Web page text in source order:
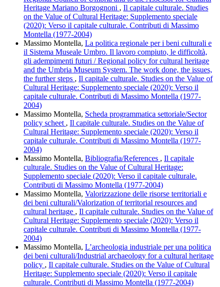
Heritage Mariano Borgognoni , Il capitale culturale. Studies
on the Value of Cultural Heritage: Supplemento speciale
(2020): Verso il capitale culturale. Contributi di Massimo
Montella (1977-2004)
Massimo Montella, La politica regionale per i beni culturali e
il Sistema Museale Umbro. Il lavoro compiuto, le difficoltà,
gli adempimenti futuri / Regional policy for cultural heritage
and the Umbria Museum System. The work done, the issues,
the further steps , Il capitale culturale. Studies on the Value of
Cultural Heritage: Supplemento speciale (2020): Verso il
capitale culturale. Contributi di Massimo Montella (1977-
2004)
Massimo Montella, Scheda programmatica settoriale/Sector
policy scheet , Il capitale culturale. Studies on the Value of
Cultural Heritage: Supplemento speciale (2020): Verso il
capitale culturale. Contributi di Massimo Montella (1977-
2004)
Massimo Montella, Bibliografia/References , Il capitale
culturale. Studies on the Value of Cultural Heritage:
Supplemento speciale (2020): Verso il capitale culturale.
Contributi di Massimo Montella (1977-2004)
Massimo Montella, Valorizzazione delle risorse territoriali e
dei beni culturali/Valorization of territorial resources and
cultural heritage , Il capitale culturale. Studies on the Value of
Cultural Heritage: Supplemento speciale (2020): Verso il
capitale culturale. Contributi di Massimo Montella (1977-
2004)
Massimo Montella, L’archeologia industriale per una politica
dei beni culturali/Industrial archaeology for a cultural heritage
policy , Il capitale culturale. Studies on the Value of Cultural
Heritage: Supplemento speciale (2020): Verso il capitale
culturale. Contributi di Massimo Montella (1977-2004)